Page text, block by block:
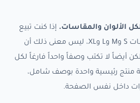
الألوان والمقاسات. إذا كنت تبيع
قميصاً بثلاثة ألوان ومقاسات S وM وL وXL، ليس معنى ذلك أن
لكن أيضاً لا تكتب وصفاً واحداً فارغاً لكل
منتج رئيسية واحدة بوصف شامل،
داخل نفس الصفحة.